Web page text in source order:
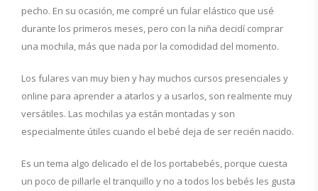
pecho. En su ocasión, me compré un fular elástico que usé
durante los primeros meses, pero con la niña decidí comprar
una mochila, más que nada por la comodidad del momento.
Los fulares van muy bien y hay muchos cursos presenciales y
online para aprender a atarlos y a usarlos, son realmente muy
versátiles. Las mochilas ya están montadas y son
especialmente útiles cuando el bebé deja de ser recién nacido.
Es un tema algo delicado el de los portabebés, porque cuesta
un poco de pillarle el tranquillo y no a todos los bebés les gusta